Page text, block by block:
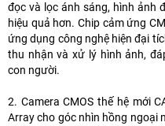
đọc và lọc ánh sáng, hình ảnh
hiệu quả hơn. Chip cảm ứng
ứng dụng công nghệ hiện đại
thu nhận và xử lý hình ảnh,
con người.
2. Camera CMOS thế hệ mới
Array cho góc nhìn hồng ngoại